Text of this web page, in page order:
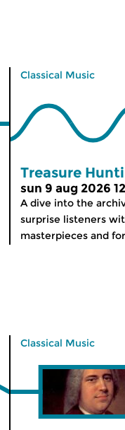
Classical Music
Treasure
sun 9 aug 2026
A dive into the
surprise listeners
masterpieces and
Classical Music